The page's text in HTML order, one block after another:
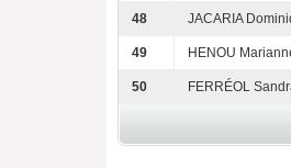
48 JACARIA
49 HENOU
50 FERRÉOL